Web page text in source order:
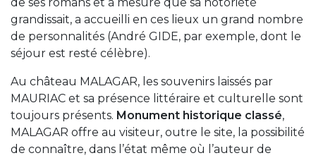
grandissait, a accueilli en ces lieux un grand nombre
de personnalités (André GIDE, par exemple, dont le
séjour est resté célèbre).
Au château MALAGAR, les souvenirs laissés par
MAURIAC et sa présence littéraire et culturelle sont
toujours présents. Monument historique classé,
MALAGAR offre au visiteur, outre le site, la possibilité
de connaître, dans l’état même où l’auteur de